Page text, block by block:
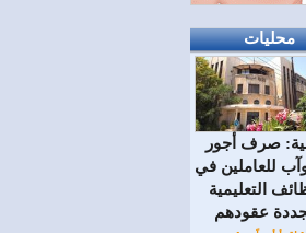
محليات
صرف أجور
للعاملين في
‏التعليمية
عقودهم